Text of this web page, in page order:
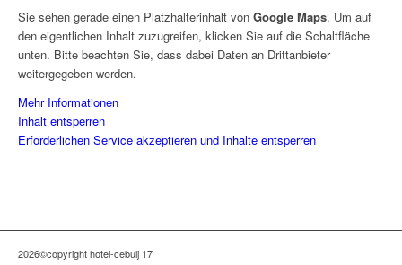
Sie sehen gerade einen Platzhalterinhalt von Google Maps. Um auf
den eigentlichen Inhalt zuzugreifen, klicken Sie auf die Schaltfläche
unten. Bitte beachten Sie, dass dabei Daten an Drittanbieter
weitergegeben werden.
Mehr Informationen
Inhalt entsperren
Erforderlichen Service akzeptieren und Inhalte entsperren
2026©copyright hotel-cebulj 17